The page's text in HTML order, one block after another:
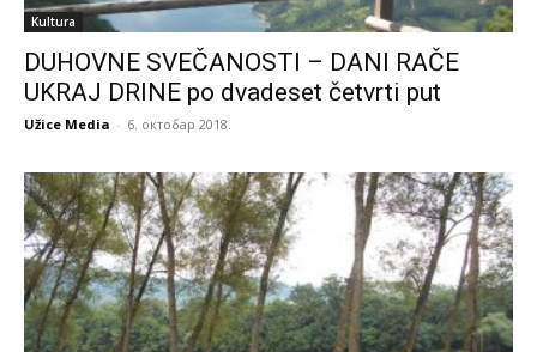
Kultura
DUHOVNE SVEČANOSTI – DANI RAČE
UKRAJ DRINE po dvadeset četvrti put
Užice Media - 6. октобар 2018.